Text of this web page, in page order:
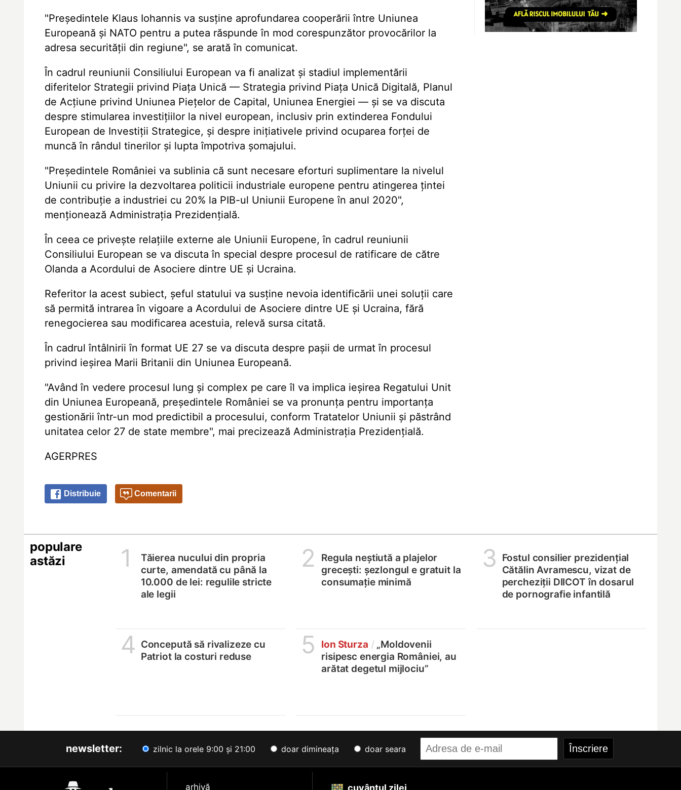
"Președintele Klaus Iohannis va susține aprofundarea cooperării între Uniunea
Europeană și NATO pentru a putea răspunde în mod corespunzător provocărilor la
adresa securității din regiune", se arată în comunicat.
În cadrul reuniunii Consiliului European va fi analizat și stadiul implementării
diferitelor Strategii privind Piața Unică — Strategia privind Piața Unică Digitală, Planul
de Acțiune privind Uniunea Piețelor de Capital, Uniunea Energiei — și se va discuta
despre stimularea investițiilor la nivel european, inclusiv prin extinderea Fondului
European de Investiții Strategice, și despre inițiativele privind ocuparea forței de
muncă în rândul tinerilor și lupta împotriva șomajului.
"Președintele României va sublinia că sunt necesare eforturi suplimentare la nivelul
Uniunii cu privire la dezvoltarea politicii industriale europene pentru atingerea țintei
de contribuție a industriei cu 20% la PIB-ul Uniunii Europene în anul 2020",
menționează Administrația Prezidențială.
În ceea ce privește relațiile externe ale Uniunii Europene, în cadrul reuniunii
Consiliului European se va discuta în special despre procesul de ratificare de către
Olanda a Acordului de Asociere dintre UE și Ucraina.
Referitor la acest subiect, șeful statului va susține nevoia identificării unei soluții care
să permită intrarea în vigoare a Acordului de Asociere dintre UE și Ucraina, fără
renegocierea sau modificarea acestuia, relevă sursa citată.
În cadrul întâlnirii în format UE 27 se va discuta despre pașii de urmat în procesul
privind ieșirea Marii Britanii din Uniunea Europeană.
"Având în vedere procesul lung și complex pe care îl va implica ieșirea Regatului Unit
din Uniunea Europeană, președintele României se va pronunța pentru importanța
gestionării într-un mod predictibil a procesului, conform Tratatelor Uniunii și păstrând
unitatea celor 27 de state membre", mai precizează Administrația Prezidențială.
AGERPRES
Distribuie Comentarii
populare
astăzi
1
Tăierea nucului din propria
curte, amendată cu până la
10.000 de lei: regulile stricte
ale legii
2
Regula neștiută a plajelor
grecești: șezlongul e gratuit la
consumație minimă
3
Fostul consilier prezidențial
Cătălin Avramescu, vizat de
percheziții DIICOT în dosarul
de pornografie infantilă
4 Concepută să rivalizeze cu
Patriot la costuri reduse
5 Ion Sturza / „Moldovenii
risipesc energia României, au
arătat degetul mijlociu”
newsletter: zilnic la orele 9:00 și 21:00 doar dimineața doar seara
arhivă cuvântul zilei